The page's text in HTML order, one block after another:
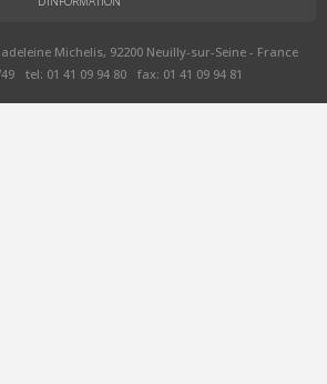
Michelis, 92200 Neuilly-sur-Seine - France
tel: 01 41 09 94 80 fax: 01 41 09 94 81